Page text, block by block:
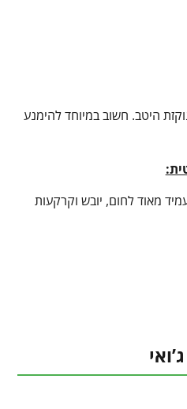
היטב. חשוב במיוחד להימנע
מאוד לחום, יובש וקרקעות